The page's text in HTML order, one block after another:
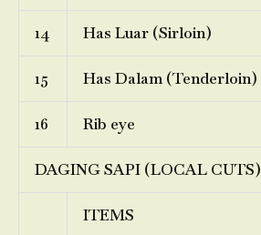
14 Has Luar (Sirloin)
15 Has Dalam (Tenderloin)
16 Rib eye
DAGING SAPI (LOCAL CUTS)
ITEMS